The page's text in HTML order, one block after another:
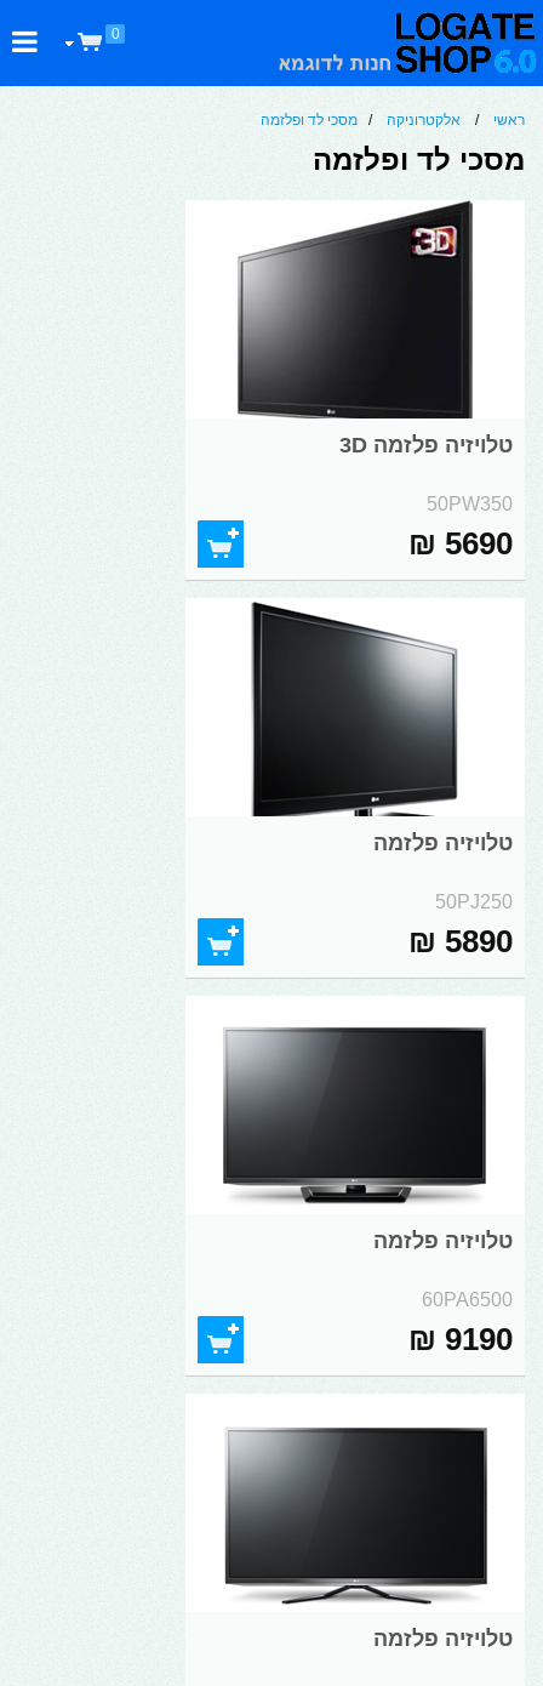
0
ראשי / אלקטרוניקה / מסכי לד ופלזמה
מסכי לד ופלזמה
טלויזיה פלזמה 3D
50PW350
5690 ₪
טלויזיה פלזמה
50PJ250
5890 ₪
טלויזיה פלזמה
60PA6500
9190 ₪
טלויזיה פלזמה